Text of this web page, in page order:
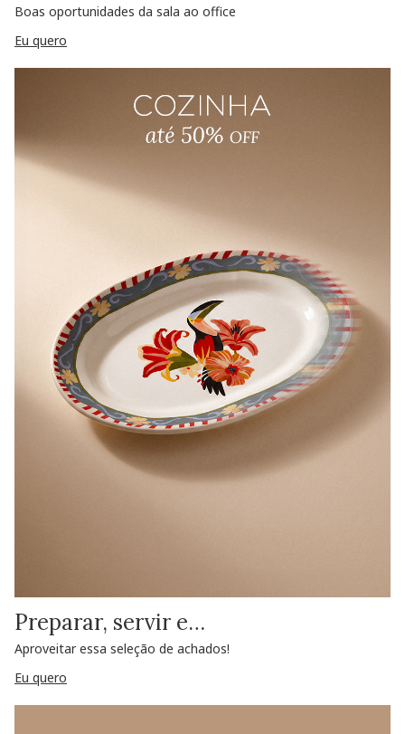
Boas oportunidades da sala ao office
Eu quero
Preparar, servir e…
Aproveitar essa seleção de achados!
Eu quero